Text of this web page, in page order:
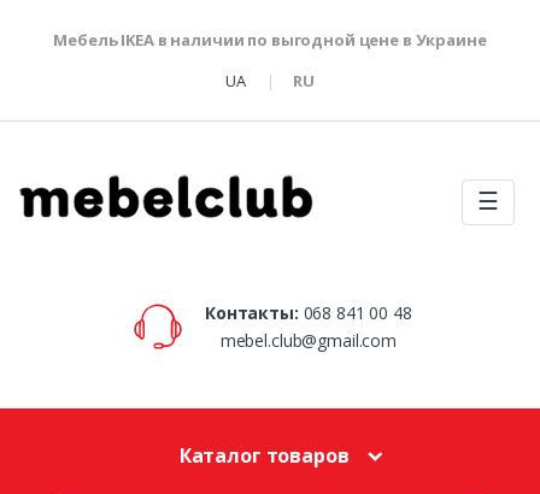
Мебель IKEA в наличии по выгодной цене в Украине
UA
RU
☰
Контакты: 068 841 00 48
mebel.club@gmail.com
Каталог товаров